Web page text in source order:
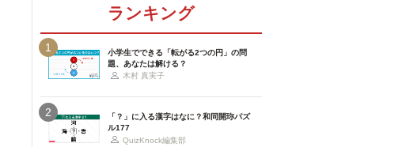
ランキング
1
小学生でできる「転がる2つの円」の問
題、あなたは解ける？
木村 真実子
2
「？」に入る漢字はなに？和同開珎パズ
ル177
QuizKnock編集部